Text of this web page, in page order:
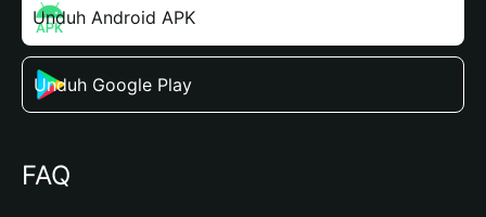
Unduh Android APK
Unduh Google Play
FAQ